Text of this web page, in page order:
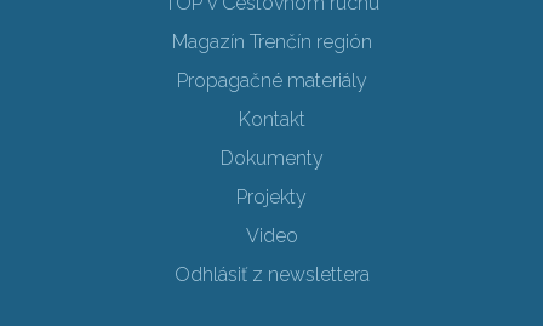
Magazín Trenčín región
Propagačné materiály
Kontakt
Dokumenty
Projekty
Video
Odhlásiť z newslettera